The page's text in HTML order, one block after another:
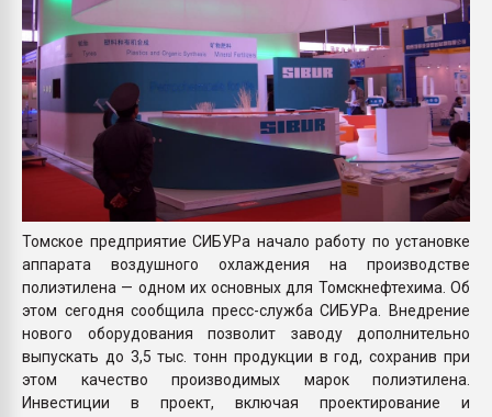
Томское предприятие СИБУРа начало работу по установке
аппарата воздушного охлаждения на производстве
полиэтилена — одном их основных для Томскнефтехима. Об
этом сегодня сообщила пресс-служба СИБУРа. Внедрение
нового оборудования позволит заводу дополнительно
выпускать до 3,5 тыс. тонн продукции в год, сохранив при
этом качество производимых марок полиэтилена.
Инвестиции в проект, включая проектирование и